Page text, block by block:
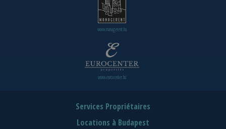
www.managerent.hu
www.eurocenter.hu
Services Propriétaires
Locations à Budapest